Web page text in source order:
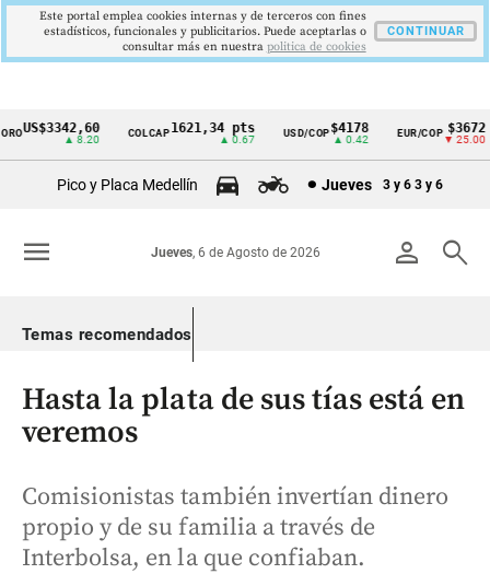
Cintillo
Colombia
US$3342,60
▲ 8.20
COLCAP1621,34 pts
▲ 0.67
USD/COP$4178
▲ 0.42
EUR/COP $3672
▼ 25.00
Pico y Placa Medellín Jueves 3 y 6 3 y 6
person search
Jueves, 6 de Agosto de 2026
menu
Temas recomendados
Hasta la plata de sus tías está en
veremos
Comisionistas también invertían dinero
propio y de su familia a través de
Interbolsa, en la que confiaban.
Este portal emplea cookies internas y de terceros con fines
estadísticos, funcionales y publicitarios. Puede aceptarlas o
consultar más en nuestra politica de cookies
CONTINUAR